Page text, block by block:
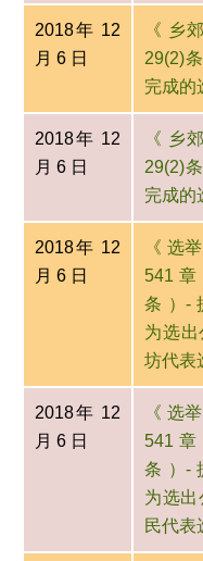
2018年 12
月 6 日
《 乡
29(2)
完成的
2018年 12
月 6 日
《 乡
29(2)
完成的
2018年 12
月 6 日
《 选
541 章
条 ）-
为选
坊代表
2018年 12
月 6 日
《 选
541 章
条 ）-
为选出
民代表